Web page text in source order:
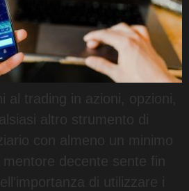
al trading in azioni, opzioni,
altro strumento di
con almeno un minimo
decente sente fin
di utilizzare i